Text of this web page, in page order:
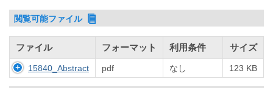
閲覧可能ファイル
ファイル フォーマット 利用条件 サイズ
15840_Abstract pdf なし 123 KB